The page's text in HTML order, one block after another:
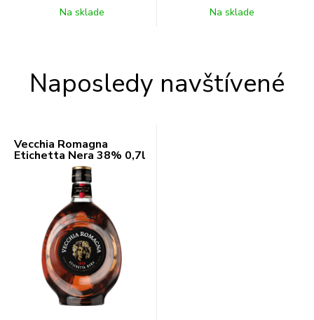
Na sklade Na sklade
Naposledy navštívené
Vecchia Romagna
Etichetta Nera 38% 0,7l